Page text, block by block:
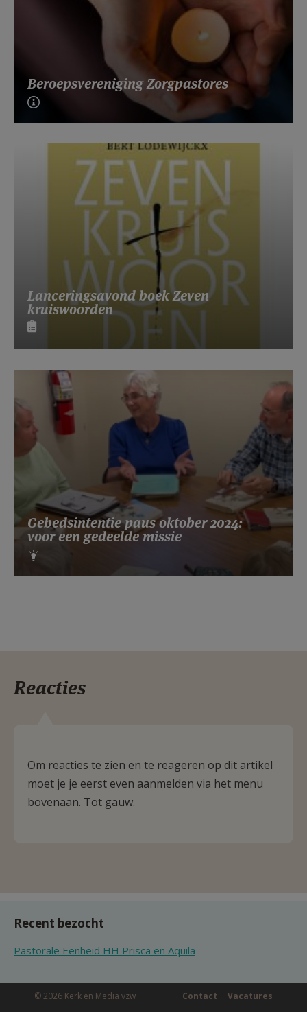
Beroepsvereniging Zorgpastores
Lanceringsavond boek Zeven
kruiswoorden
Gebedsintentie paus oktober 2024:
voor een gedeelde missie
Reacties
Om reacties te zien en te reageren op dit artikel
moet je je eerst even aanmelden via het menu
bovenaan. Tot gauw.
Recent bezocht
Pastorale Eenheid HH Prisca en Aquila
© 2026 Kerk en Media vzw Vacatures
Contact